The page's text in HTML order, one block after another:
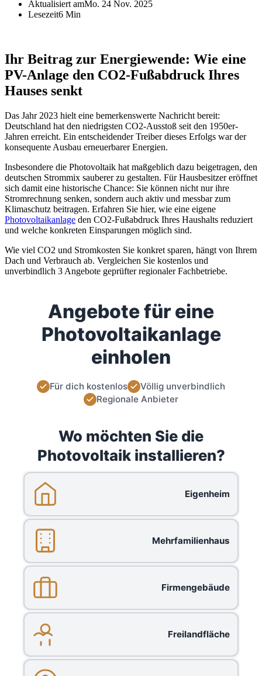
Aktualisiert amMo. 24 Nov. 2025
Lesezeit6 Min
Ihr Beitrag zur Energiewende: Wie eine
PV-Anlage den CO2-Fußabdruck Ihres
Hauses senkt
Das Jahr 2023 hielt eine bemerkenswerte Nachricht bereit:
Deutschland hat den niedrigsten CO2-Ausstoß seit den 1950er-
Jahren erreicht. Ein entscheidender Treiber dieses Erfolgs war der
konsequente Ausbau erneuerbarer Energien.
Insbesondere die Photovoltaik hat maßgeblich dazu beigetragen, den
deutschen Strommix sauberer zu gestalten. Für Hausbesitzer eröffnet
sich damit eine historische Chance: Sie können nicht nur ihre
Stromrechnung senken, sondern auch aktiv und messbar zum
Klimaschutz beitragen. Erfahren Sie hier, wie eine eigene
Photovoltaikanlage den CO2-Fußabdruck Ihres Haushalts reduziert
und welche konkreten Einsparungen möglich sind.
Wie viel CO2 und Stromkosten Sie konkret sparen, hängt von Ihrem
Dach und Verbrauch ab. Vergleichen Sie kostenlos und
unverbindlich 3 Angebote geprüfter regionaler Fachbetriebe.
Angebote für eine
Photovoltaikanlage
einholen
Für dich kostenlos
Völlig unverbindlich
Regionale Anbieter
Wo möchten Sie die
Photovoltaik installieren?
Eigenheim
Mehrfamilienhaus
Firmengebäude
Freilandfläche